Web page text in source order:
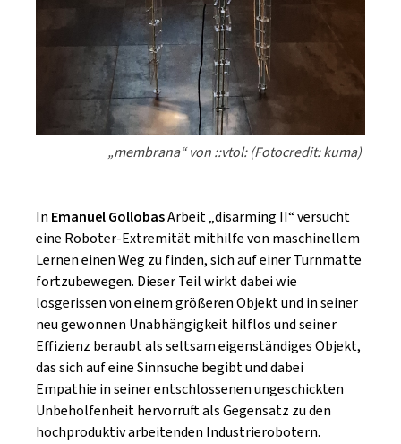
„membrana“ von ::vtol: (Fotocredit: kuma)
In Emanuel GollobasArbeit „disarming II“ versucht
eine Roboter-Extremität mithilfe von maschinellem
Lernen einen Weg zu finden, sich auf einer Turnmatte
fortzubewegen. Dieser Teil wirkt dabei wie
losgerissen von einem größeren Objekt und in seiner
neu gewonnen Unabhängigkeit hilflos und seiner
Effizienz beraubt als seltsam eigenständiges Objekt,
das sich auf eine Sinnsuche begibt und dabei
Empathie in seiner entschlossenen ungeschickten
Unbeholfenheit hervorruft als Gegensatz zu den
hochproduktiv arbeitenden Industrierobotern.